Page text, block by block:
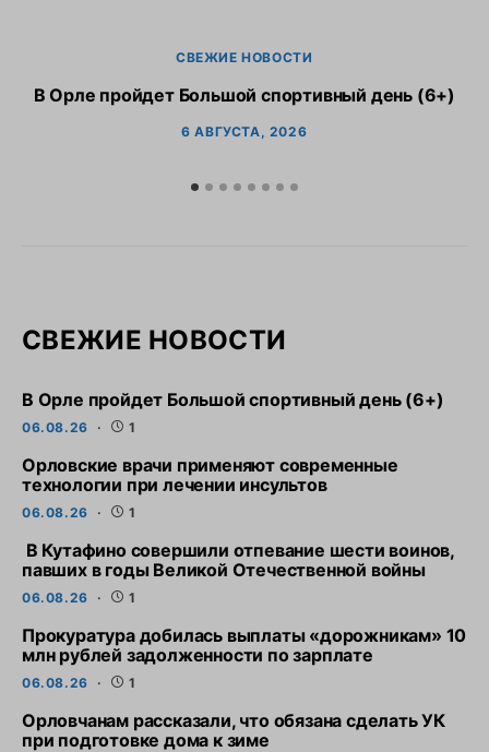
СВЕЖИЕ НОВОСТИ
В Орле пройдет Большой спортивный день (6+)
6 АВГУСТА, 2026
СВЕЖИЕ НОВОСТИ
В Орле пройдет Большой спортивный день (6+)
06.08.26 1
Орловские врачи применяют современные
технологии при лечении инсультов
06.08.26 1
В Кутафино совершили отпевание шести воинов,
павших в годы Великой Отечественной войны
06.08.26 1
Прокуратура добилась выплаты «дорожникам» 10
млн рублей задолженности по зарплате
06.08.26 1
Орловчанам рассказали, что обязана сделать УК
при подготовке дома к зиме